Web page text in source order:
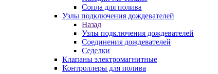
Сопла для полива
Узлы подключения дождевателей
Назад
Узлы подключения дождевателей
Соединения дождевателей
Седелки
Клапаны электромагнитные
Контроллеры для полива